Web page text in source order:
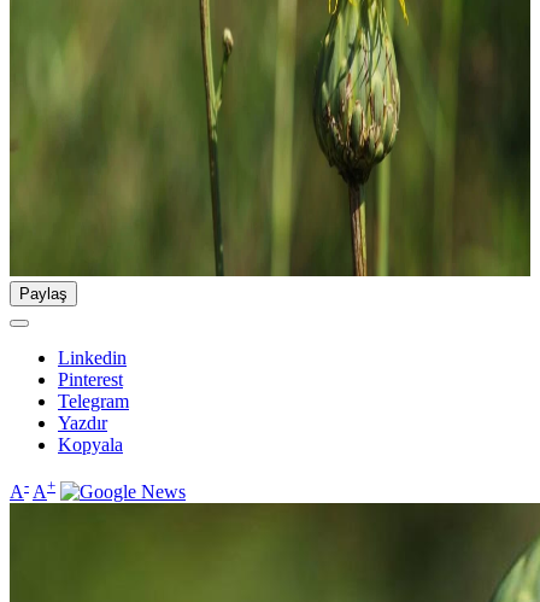
Paylaş
Linkedin
Pinterest
Telegram
Yazdır
Kopyala
A- A+